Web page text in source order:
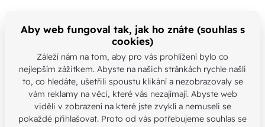
Našli jste chybu nebo máte jinou
otázku?
Kontaktujte nás
SDÍLEJTE:
Aby web fungoval tak, jak ho znáte (souhlas s
cookies)
Záleží nám na tom, aby pro vás prohlížení bylo co
nejlepším zážitkem. Abyste na našich stránkách rychle našli
to, co hledáte, ušetřili spoustu klikání a nezobrazovaly se
vám reklamy na věci, které vás nezajímají. Abyste web
viděli v zobrazení na které jste zvyklí a nemuseli se
pokaždé přihlašovat. Proto od vás potřebujeme souhlas se